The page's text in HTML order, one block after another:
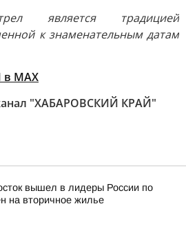
является традицией
к знаменательным датам
в МАХ
"ХАБАРОВСКИЙ КРАЙ"
вышел в лидеры России по
на вторичное жилье